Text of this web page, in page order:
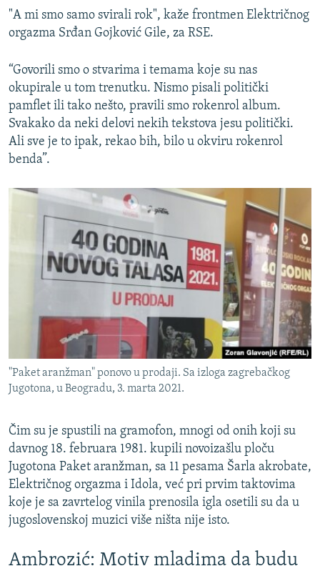
"A mi smo samo svirali rok", kaže frontmen Električnog
orgazma Srđan Gojković Gile, za RSE.
“Govorili smo o stvarima i temama koje su nas
okupirale u tom trenutku. Nismo pisali politički
pamflet ili tako nešto, pravili smo rokenrol album.
Svakako da neki delovi nekih tekstova jesu politički.
Ali sve je to ipak, rekao bih, bilo u okviru rokenrol
benda”.
"Paket aranžman" ponovo u prodaji. Sa izloga zagrebačkog
Jugotona, u Beogradu, 3. marta 2021.
Čim su je spustili na gramofon, mnogi od onih koji su
davnog 18. februara 1981. kupili novoizašlu ploču
Jugotona Paket aranžman, sa 11 pesama Šarla akrobate,
Električnog orgazma i Idola, već pri prvim taktovima
koje je sa zavrtelog vinila prenosila igla osetili su da u
jugoslovenskoj muzici više ništa nije isto.
Ambrozić: Motiv mladima da budu